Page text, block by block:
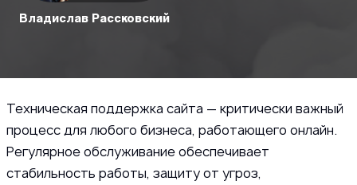
Владислав Рассковский
Техническая поддержка сайта — критически важный
процесс для любого бизнеса, работающего онлайн.
Регулярное обслуживание обеспечивает
стабильность работы, защиту от угроз,